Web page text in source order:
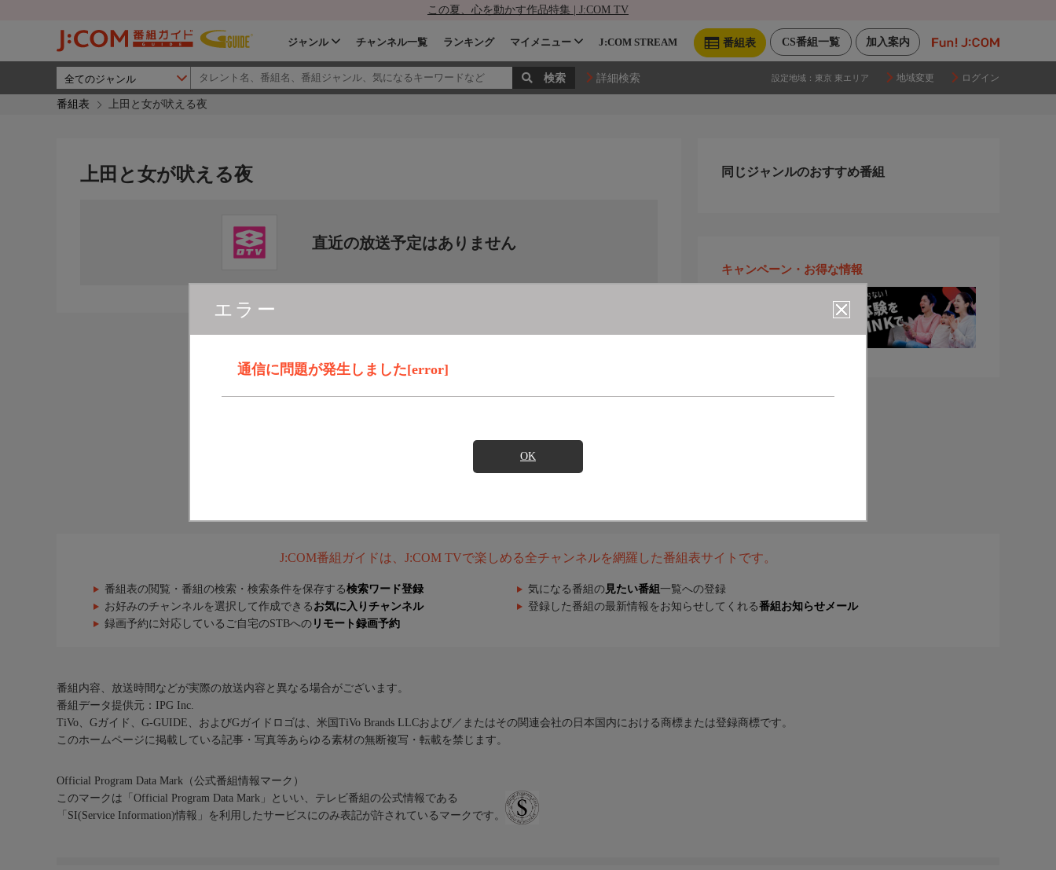
この夏、心を動かす作品特集 | J:COM TV
加入案内
CS番組一覧
番組表
ジャンル チャンネル一覧 ランキング マイメニュー J:COM STREAM
詳細検索 設定地域： 東京 東エリア 地域変更 ログイン
番組表 上田と女が吠える夜
エラー
通信に問題が発生しました[error]
OK
上田と女が吠える夜
直近の放送予定はありません
同じジャンルのおすすめ番組
キャンペーン・お得な情報
J:COM番組ガイドは、J:COM TVで楽しめる全チャンネルを網羅した番組表サイトです。
番組表の閲覧・番組の検索・検索条件を保存する検索ワード登録 気になる番組の 見たい番組 一覧への登録
お好みのチャンネルを選択して作成できる お気に入りチャンネル 登録した番組の最新情報をお知らせしてくれる番組お知らせメール
録画予約に対応しているご自宅のSTBへの リモート録画予約
番組内容、放送時間などが実際の放送内容と異なる場合がございます。
番組データ提供元：IPG Inc.
TiVo、Gガイド、G-GUIDE、およびGガイドロゴは、米国TiVo Brands LLCおよび／またはその関連会社の日本国内における商標または登録商標です。
このホームページに掲載している記事・写真等あらゆる素材の無断複写・転載を禁じます。
Official Program Data Mark（公式番組情報マーク）
このマークは「Official Program Data Mark」といい、テレビ番組の公式情報である
「SI(Service Information)情報」を利用したサービスにのみ表記が許されているマークです。